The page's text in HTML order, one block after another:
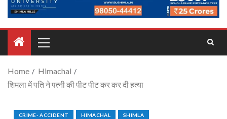
Home
Himachal
शिमला में पति ने पत्नी की पीट पीट कर कर दी हत्या
CRIME- ACCIDENT HIMACHAL SHIMLA